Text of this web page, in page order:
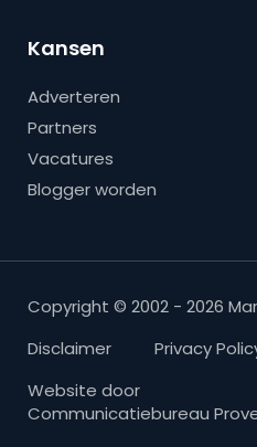
Kansen
Adverteren
Partners
Vacatures
Blogger worden
Copyright © 2002 - 2026
Disclaimer
Privacy
Website door
Communicatiebureau